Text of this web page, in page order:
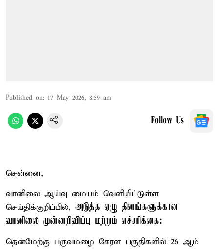
Published on: 17 May 2026, 8:59 am
Follow Us
சென்னை,
வானிலை ஆய்வு மையம் வெளியிட்டுள்ள
செய்திக்குறிப்பில், அடுத்த ஏழு தினங்களுக்கான
வானிலை முன்னறிவிப்பு மற்றும் எச்சரிக்கை:
தென்மேற்கு பருவமழை கேரள பகுதிகளில் 26 ஆம்